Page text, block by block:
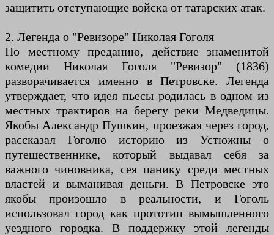
защитить отступающие войска от татарских атак.
2. Легенда о "Ревизоре" Николая Гоголя
По местному преданию, действие знаменитой
комедии Николая Гоголя "Ревизор" (1836)
разворачивается именно в Петровске. Легенда
утверждает, что идея пьесы родилась в одном из
местных трактиров на берегу реки Медведицы.
Якобы Александр Пушкин, проезжая через город,
рассказал Гоголю историю из Устюжны о
путешественнике, который выдавал себя за
важного чиновника, сея панику среди местных
властей и выманивая деньги. В Петровске это
якобы произошло в реальности, и Гоголь
использовал город как прототип вымышленного
уездного городка. В поддержку этой легенды